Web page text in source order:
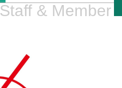
Staff & Member